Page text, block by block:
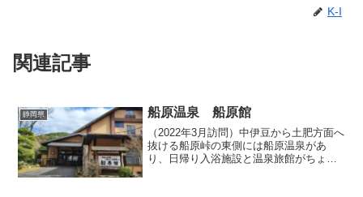
K-I
関連記事
静岡県 船原温泉 船原館
（2022年3月訪問）中伊豆から土肥方面へ
抜ける船原峠の東側には船原温泉があ
り、日帰り入浴施設と温泉旅館がちょっ